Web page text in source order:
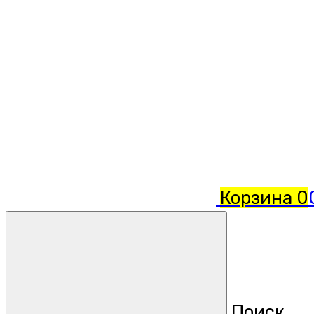
Корзина 0